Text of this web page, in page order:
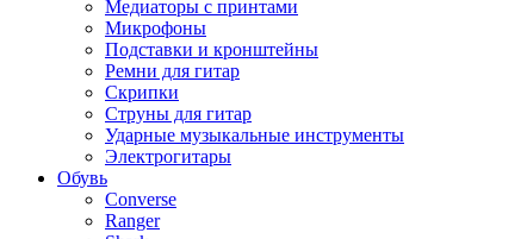
Медиаторы с принтами
Микрофоны
Подставки и кронштейны
Ремни для гитар
Скрипки
Струны для гитар
Ударные музыкальные инструменты
Электрогитары
Обувь
Converse
Ranger